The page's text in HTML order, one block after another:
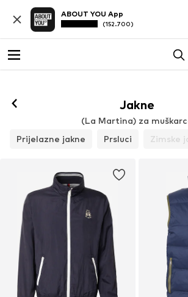
ABOUT YOU App
(152.700)
Jakne
(La Martina) za
Prijelazne jakne
Prsluci Zimske